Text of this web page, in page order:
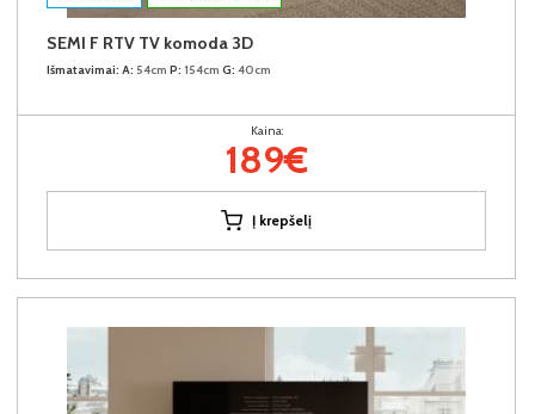
SEMI F RTV TV komoda 3D
Išmatavimai: A: 54cm P: 154cm G: 40cm
Kaina:
189€
Į krepšelį